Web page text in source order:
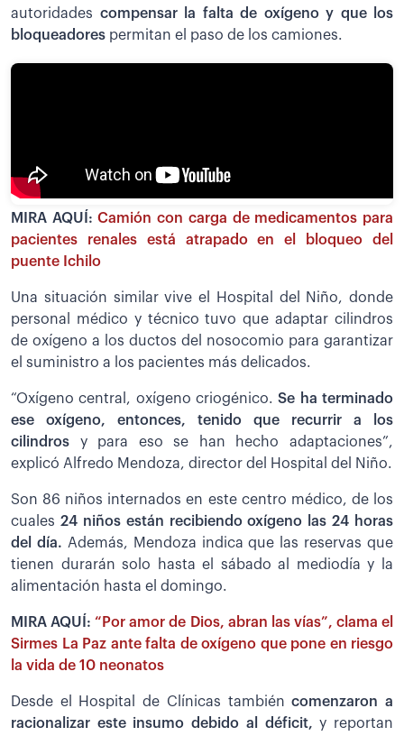
autoridades compensar la falta de oxígeno y que los
bloqueadores permitan el paso de los camiones.
MIRA AQUÍ:Camión con carga de medicamentos para
pacientes renales está atrapado en el bloqueo del
puente Ichilo
Una situación similar vive el Hospital del Niño, donde
personal médico y técnico tuvo que adaptar cilindros
de oxígeno a los ductos del nosocomio para garantizar
el suministro a los pacientes más delicados.
“Oxígeno central, oxígeno criogénico.Se ha terminado
ese oxígeno, entonces, tenido que recurrir a los
cilindros y para eso se han hecho adaptaciones”,
explicó Alfredo Mendoza, director del Hospital del Niño.
Son 86 niños internados en este centro médico, de los
cuales 24 niños están recibiendo oxígeno las 24 horas
del día. Además, Mendoza indica que las reservas que
tienen durarán solo hasta el sábado al mediodía y la
alimentación hasta el domingo.
MIRA AQUÍ:“Por amor de Dios, abran las vías”, clama el
Sirmes La Paz ante falta de oxígeno que pone en riesgo
la vida de 10 neonatos
Desde el Hospital de Clínicas tambiéncomenzaron a
racionalizar este insumo debido al déficit,y reportan